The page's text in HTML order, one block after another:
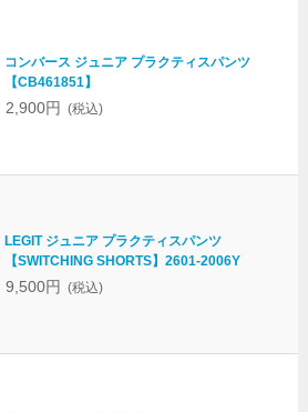
コンバース ジュニア プラクティスパンツ
【CB461851】
2,900円 (税込)
LEGIT ジュニア プラクティスパンツ
【SWITCHING SHORTS】2601-2006Y
9,500円 (税込)